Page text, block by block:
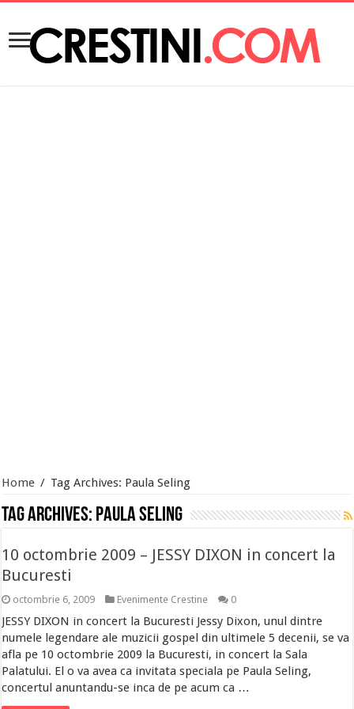
Home / Tag Archives: Paula Seling
Tag Archives: Paula Seling
10 octombrie 2009 – JESSY DIXON in concert la
Bucuresti
octombrie 6, 2009 Evenimente Crestine 0
JESSY DIXON in concert la Bucuresti Jessy Dixon, unul dintre
numele legendare ale muzicii gospel din ultimele 5 decenii, se va
afla pe 10 octombrie 2009 la Bucuresti, in concert la Sala
Palatului. El o va avea ca invitata speciala pe Paula Seling,
concertul anuntandu-se inca de pe acum ca …